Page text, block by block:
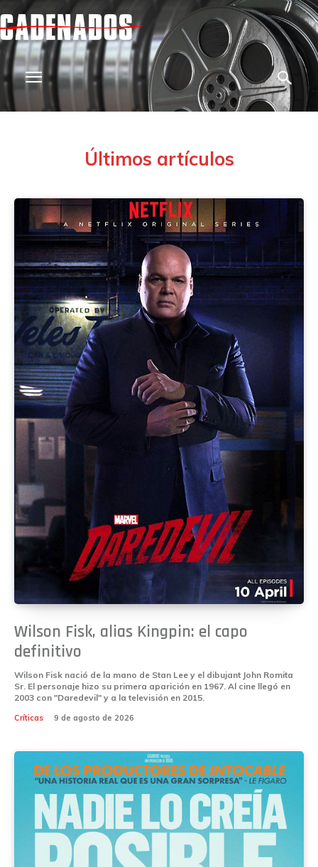
Últimos artículos
Wilson Fisk, alias Kingpin: el capo
definitivo
Wilson Fisk nació de la mano de Stan Lee y el dibujant John Romita
Sr. El personaje hizo su primera aparición en 1967. Al cine llegó en
2003 con "Daredevil" y a la televisión en 2015.
Críticas 9 de agosto de 2026